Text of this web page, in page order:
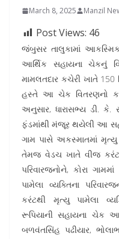
March 8, 2025 Manzil
Post Views: 46
જંબુસર તાલુકામાં આકસ્મિક
આર્થિક સહાયના ચેકનું
મામલતદાર કચેરી ખાતે 150
હસ્તે આ ચેક વિતરણનો
અનુસાર, ધારાસભ્ય ડી. કે.
ફંડમાંથી મંજૂર થયેલી આ
ગામ પાસે અકસ્માતમાં
તેમજ વેડચ ખાતે વીજ કરંટ
પરિવારજનોને, કોરા
પામેલા વ્યક્તિના
કરંટથી મૃત્યુ પામેલા
રૂપિયાની સહાયના ચેક
બળવંતસિંહ પઢીયાર,